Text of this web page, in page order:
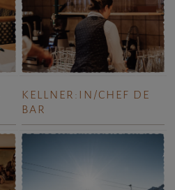
KELLNER:IN/CHEF DE
BAR